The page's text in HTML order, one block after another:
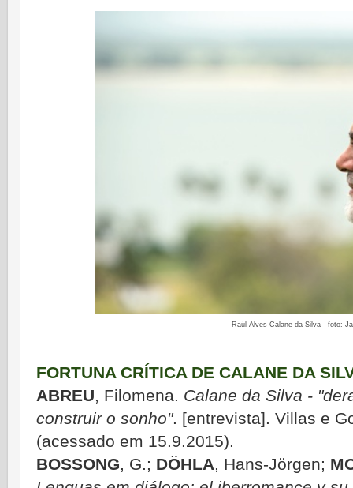
Raúl Alves Calane da Silva - foto:
FORTUNA CRÍTICA DE CALANE DA
ABREU, Filomena. Calane da Silva -
construir o sonho". [entrevista]. Villas e
(acessado em 15.9.2015).
BOSSONG, G.; DÖHLA, Hans-Jörgen;